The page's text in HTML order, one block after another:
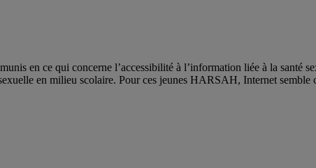
en ce qui concerne l’accessibilité à l’information liée à la santé
en milieu scolaire. Pour ces jeunes HARSAH, Internet